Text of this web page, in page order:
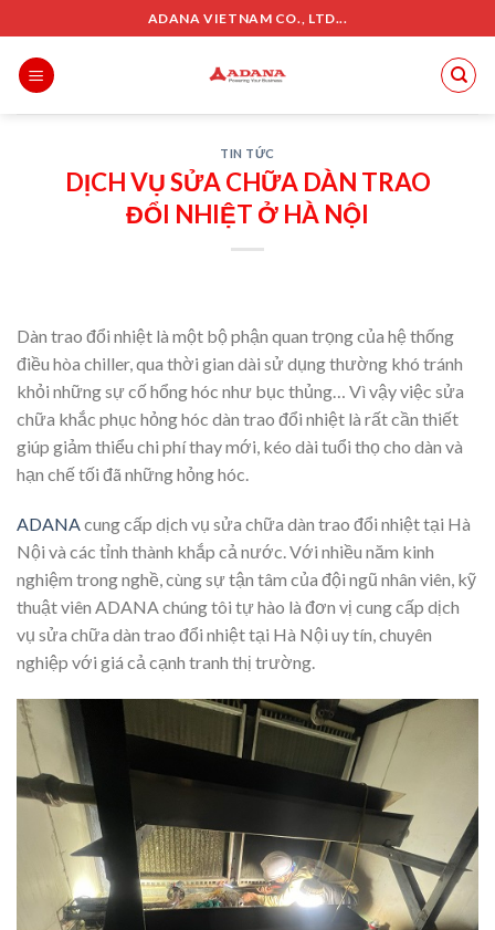
to
content
ADANA VIETNAM CO., LTD...
TIN TỨC
DỊCH VỤ SỬA CHỮA DÀN TRAO
ĐỔI NHIỆT Ở HÀ NỘI
Dàn trao đổi nhiệt là một bộ phận quan trọng của hệ thống
điều hòa chiller, qua thời gian dài sử dụng thường khó tránh
khỏi những sự cố hổng hóc như bục thủng… Vì vậy việc sửa
chữa khắc phục hỏng hóc dàn trao đổi nhiệt là rất cần thiết
giúp giảm thiểu chi phí thay mới, kéo dài tuổi thọ cho dàn và
hạn chế tối đã những hỏng hóc.
ADANAcung cấp dịch vụ sửa chữa dàn trao đổi nhiệt tại Hà
Nội và các tỉnh thành khắp cả nước. Với nhiều năm kinh
nghiệm trong nghề, cùng sự tận tâm của đội ngũ nhân viên, kỹ
thuật viên ADANA chúng tôi tự hào là đơn vị cung cấp dịch
vụ sửa chữa dàn trao đổi nhiệt tại Hà Nội uy tín, chuyên
nghiệp với giá cả cạnh tranh thị trường.